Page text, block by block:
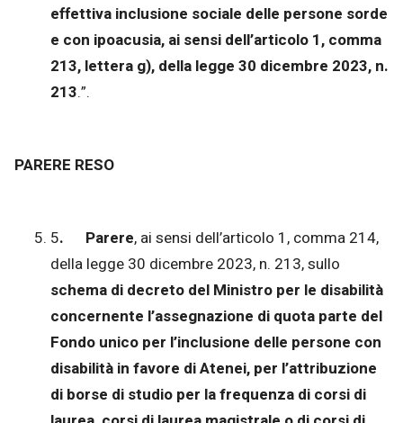
effettiva inclusione sociale delle persone sorde
e con ipoacusia, ai sensi dell’articolo 1, comma
213, lettera g), della legge 30 dicembre 2023, n.
213.”.
PARERE RESO
5. Parere, ai sensi dell’articolo 1, comma 214,
della legge 30 dicembre 2023, n. 213, sullo
schema di decreto del Ministro per le disabilità
concernente l’assegnazione di quota parte del
Fondo unico per l’inclusione delle persone con
disabilità in favore di Atenei, per l’attribuzione
di borse di studio per la frequenza di corsi di